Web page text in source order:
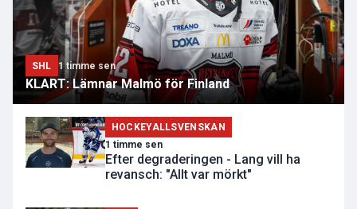
SHL 1 timme sen
KLART: Lämnar Malmö för Finland
HOCKEYALLSVENSKAN
1 timme sen
Efter degraderingen - Lang vill ha
revansch: "Allt var mörkt"